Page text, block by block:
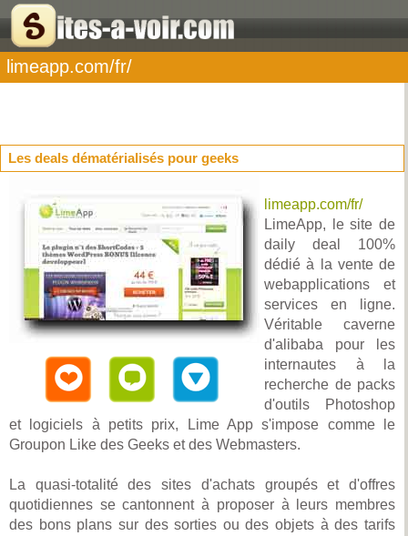
limeapp.com/fr/
Les deals dématérialisés pour geeks
limeapp.com/fr/
LimeApp, le site de
daily deal 100%
dédié à la vente de
webapplications et
services en ligne.
Véritable caverne
d'alibaba pour les
internautes à la
recherche de packs
d'outils Photoshop
et logiciels à petits prix, Lime App s'impose comme le
Groupon Like des Geeks et des Webmasters.
La quasi-totalité des sites d'achats groupés et d'offres
quotidiennes se cantonnent à proposer à leurs membres
des bons plans sur des sorties ou des objets à des tarifs